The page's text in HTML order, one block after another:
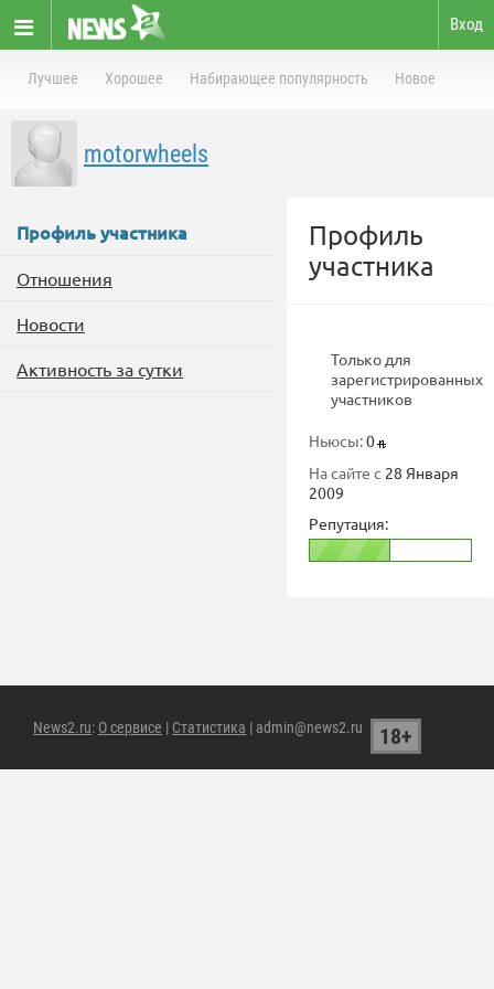
Вход
Лучшее Хорошее Набирающее популярность Новое
motorwheels
Профиль участника
Отношения
Новости
Активность за сутки
Профиль
участника
Только для
зарегистрированных
участников
Ньюсы:0
На сайте с 28 Января
2009
Репутация:
News2.ru: О сервисе | Статистика | admin@news2.ru 18+